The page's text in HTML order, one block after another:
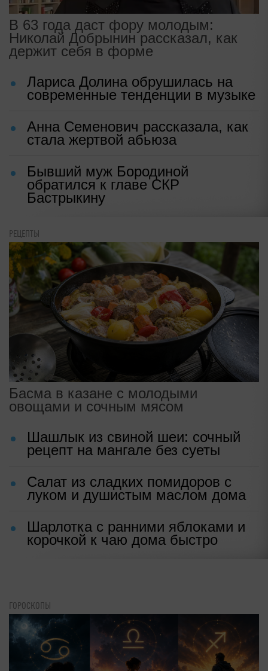
В 63 года даст фору молодым:
Николай Добрынин рассказал, как
держит себя в форме
Лариса Долина обрушилась на
современные тенденции в музыке
Анна Семенович рассказала, как
стала жертвой абьюза
Бывший муж Бородиной
обратился к главе СКР
Бастрыкину
РЕЦЕПТЫ
Басма в казане с молодыми
овощами и сочным мясом
Шашлык из свиной шеи: сочный
рецепт на мангале без суеты
Салат из сладких помидоров с
луком и душистым маслом дома
Шарлотка с ранними яблоками и
корочкой к чаю дома быстро
ГОРОСКОПЫ